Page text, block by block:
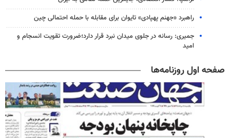
راهبرد «جهنم پهپادی» تایوان برای مقابله با حمله احتمالی چین
جمیری: رسانه‌ در جلوی میدان نبرد قرار دارد؛ضرورت تقویت انسجام و
امید
صفحه اول روزنامه‌ها